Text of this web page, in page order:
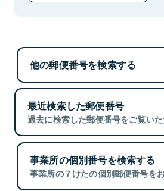
他の郵便番号を検索する
最近検索した郵便番号
過去に検索した郵便番号をご覧いた
事業所の個別番号を検索する
事業所の７けたの個別郵便番号を